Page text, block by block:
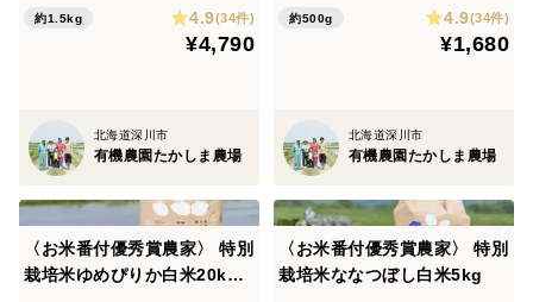
約1.5kg 4.9(34件)
¥4,790
北海道深川市
有機農園たかしま農場
約500g 4.9(34件)
¥1,680
北海道深川市
有機農園たかしま農場
〈お米番付優秀賞農家〉 特別
栽培米ゆめぴりか白米20kg
〈お米番付優秀賞農家〉 特別
栽培米ななつぼし白米5kg